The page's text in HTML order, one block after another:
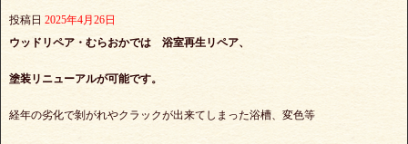
投稿日 2025年4月26日
ウッドリペア・むらおかでは 浴室再生リペア、
塗装リニューアルが可能です。
経年の劣化で剝がれやクラックが出来てしまった浴槽、変色等